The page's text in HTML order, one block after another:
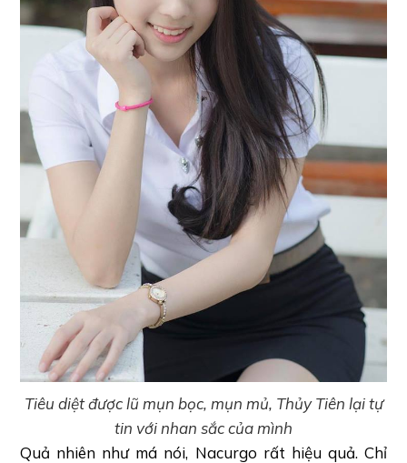
Tiêu diệt được lũ mụn bọc, mụn mủ, Thủy Tiên lại tự
tin với nhan sắc của mình
Quả nhiên như má nói, Nacurgo rất hiệu quả. Chỉ